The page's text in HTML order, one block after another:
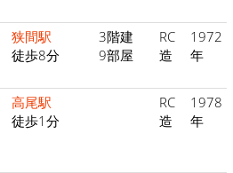
狭間駅
徒歩8分
3階建
9部屋
RC
造
1972
年
高尾駅
徒歩1分
RC
造
1978
年